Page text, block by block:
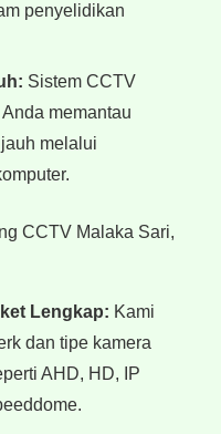
penyelidikan
Sistem CCTV
memantau
melalui
CCTV Malaka Sari,
Lengkap: Kami
dan tipe kamera
AHD, HD, IP